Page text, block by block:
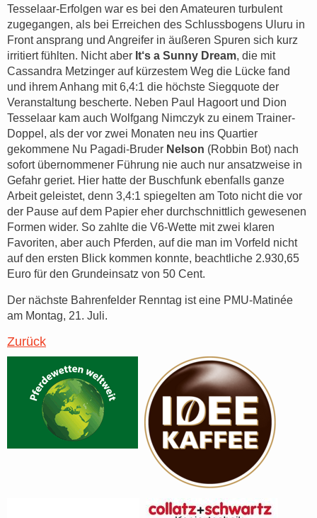
Tesselaar-Erfolgen war es bei den Amateuren turbulent
zugegangen, als bei Erreichen des Schlussbogens Uluru in
Front ansprang und Angreifer in äußeren Spuren sich kurz
irritiert fühlten. Nicht aber It‘s a Sunny Dream, die mit
Cassandra Metzinger auf kürzestem Weg die Lücke fand
und ihrem Anhang mit 6,4:1 die höchste Siegquote der
Veranstaltung bescherte. Neben Paul Hagoort und Dion
Tesselaar kam auch Wolfgang Nimczyk zu einem Trainer-
Doppel, als der vor zwei Monaten neu ins Quartier
gekommene Nu Pagadi-Bruder Nelson (Robbin Bot) nach
sofort übernommener Führung nie auch nur ansatzweise in
Gefahr geriet. Hier hatte der Buschfunk ebenfalls ganze
Arbeit geleistet, denn 3,4:1 spiegelten am Toto nicht die vor
der Pause auf dem Papier eher durchschnittlich gewesenen
Formen wider. So zahlte die V6-Wette mit zwei klaren
Favoriten, aber auch Pferden, auf die man im Vorfeld nicht
auf den ersten Blick kommen konnte, beachtliche 2.930,65
Euro für den Grundeinsatz von 50 Cent.
Der nächste Bahrenfelder Renntag ist eine PMU-Matinée
am Montag, 21. Juli.
Zurück